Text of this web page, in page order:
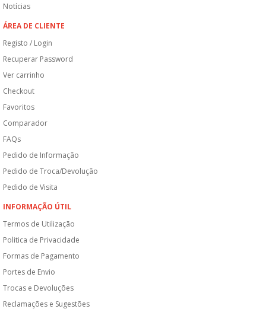
Notícias
ÁREA DE CLIENTE
Registo / Login
Recuperar Password
Ver carrinho
Checkout
Favoritos
Comparador
FAQs
Pedido de Informação
Pedido de Troca/Devolução
Pedido de Visita
INFORMAÇÃO ÚTIL
Termos de Utilização
Politica de Privacidade
Formas de Pagamento
Portes de Envio
Trocas e Devoluções
Reclamações e Sugestões